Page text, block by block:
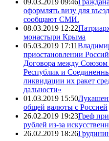
оформлять визу для
сообщают СМИ.
08.03.2019 12:22
монастыри Крыма
05.03.2019 17:11
приостановлении
Договора между Союзом
Республик и
ликвидации их ракет
дальности»
01.03.2019 15:50
общей валюты с Россией
26.02.2019 19:23Греф
рублей из-за
26.02.2019 18:26